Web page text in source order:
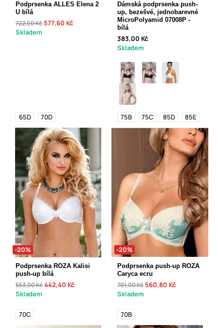
Podprsenka ALLES Elena 2
U bílá
722,00 Kč 577,60 Kč
Skladem
65D 70D
Dámská podprsenka push-
up, bezešvé, jednobarevné
MicroPolyamid 07008P -
bílá
383,00 Kč
Skladem
75B 75C 85D 85E
-20%
Podprsenka ROZA Kalisi
push-up bílá
553,00 Kč442,40 Kč
Skladem
70C
-20%
Podprsenka push-up ROZA
Caryca ecru
701,00 Kč 560,80 Kč
Skladem
70B